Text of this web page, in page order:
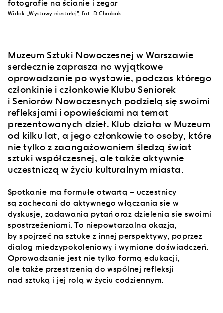
Widok „Wystawy niestałej”, fot. D.Chrobak
Muzeum Sztuki Nowoczesnej w Warszawie
serdecznie zaprasza na wyjątkowe
oprowadzanie po wystawie, podczas którego
członkinie i członkowie Klubu Seniorek
i Seniorów Nowoczesnych podzielą się swoimi
refleksjami i opowieściami na temat
prezentowanych dzieł. Klub działa w Muzeum
od kilku lat, a jego członkowie to osoby, które
nie tylko z zaangażowaniem śledzą świat
sztuki współczesnej, ale także aktywnie
uczestniczą w życiu kulturalnym miasta.
Spotkanie ma formułę otwartą – uczestnicy
są zachęcani do aktywnego włączania się w
dyskusje, zadawania pytań oraz dzielenia się swoimi
spostrzeżeniami. To niepowtarzalna okazja,
by spojrzeć na sztukę z innej perspektywy, poprzez
dialog międzypokoleniowy i wymianę doświadczeń.
Oprowadzanie jest nie tylko formą edukacji,
ale także przestrzenią do wspólnej refleksji
nad sztuką i jej rolą w życiu codziennym.